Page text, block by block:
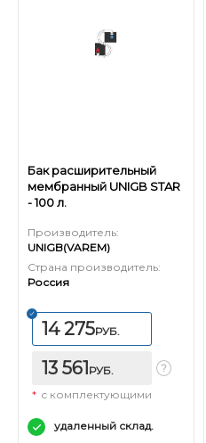
Бак расширительный
мембранный UNIGB STAR
- 100 л.
Производитель:
UNIGB(VAREM)
Страна производитель:
Россия
14 275РУБ.
13 561РУБ.
* с комплектующими
удаленный склад.